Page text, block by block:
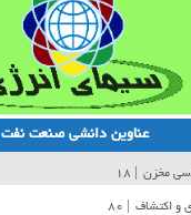
عناوین دانشی صنعت نفت
مخزن
و اکتشاف